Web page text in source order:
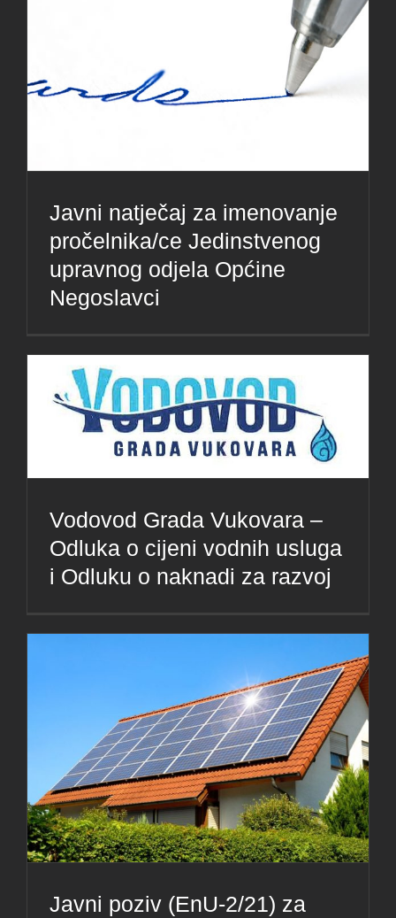
Javni natječaj za imenovanje
pročelnika/ce Jedinstvenog
upravnog odjela Općine
Negoslavci
Vodovod Grada Vukovara –
Odluka o cijeni vodnih usluga
i Odluku o naknadi za razvoj
Javni poziv (EnU-2/21) za